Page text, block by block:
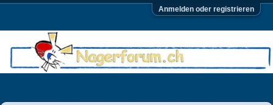
Anmelden oder registrieren